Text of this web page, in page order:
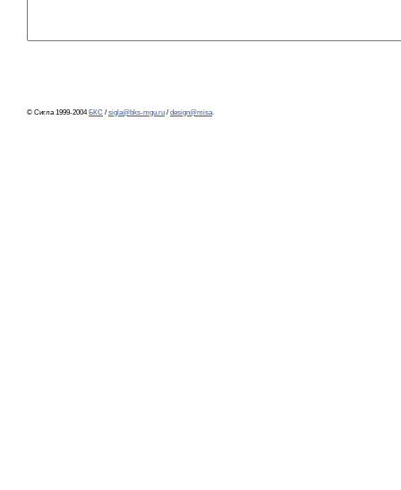
© Сигла 1999-2004 БКС / sigla@bks-mgu.ru / design@misa.